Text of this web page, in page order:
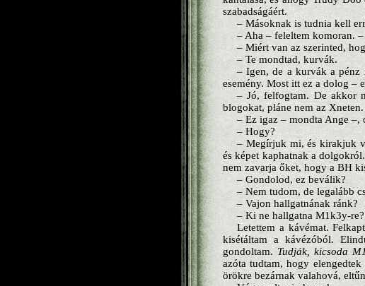
szabadságáért.
– Másoknak is tudnia kell
– Aha – feleltem komoran.
– Miért van az szerinted,
– Te mondtad, kurvák.
– Igen, de a kurvák a pénz
esemény. Most itt ez a dolog –
– Jó, felfogtam. De akkor
blogokat, pláne nem az
– Ez igaz – mondta Ange –,
– Hogy?
– Megírjuk mi, és kirakjuk
és képet kaphatnak a
nem zavarja őket, hogy a BH
– Gondolod, ez beválik?
– Nem tudom, de legalább
– Vajon hallgatnának ránk?
– Ki ne hallgatna M1k3y-re?
Letettem a kávémat.
kisétáltam a kávézóból.
gondoltam. Tudják, kicsoda
azóta tudtam, hogy
örökre bezárnak valahová,